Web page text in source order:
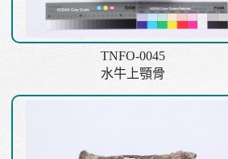
TNFO-0045
水牛上顎骨